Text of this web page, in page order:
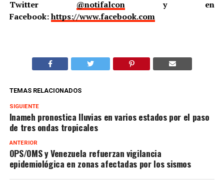
Twitter @notifalcony en
Facebook:https://www.facebook.com
TEMAS RELACIONADOS
SIGUIENTE
Inameh pronostica lluvias en varios estados por el paso
de tres ondas tropicales
ANTERIOR
OPS/OMS y Venezuela refuerzan vigilancia
epidemiológica en zonas afectadas por los sismos